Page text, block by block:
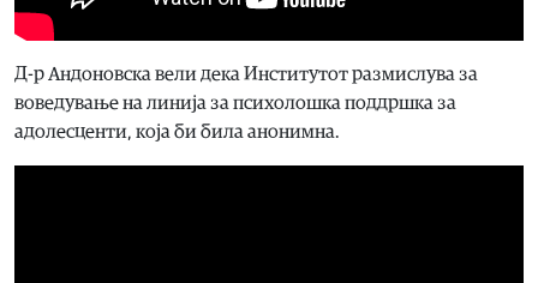
Д-р Андоновска вели дека Институтот размислува за
воведување на линија за психолошка поддршка за
адолесценти, која би била анонимна.